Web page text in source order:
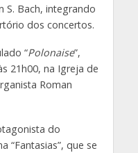
S. Bach, integrando
dos concertos.
“Polonaise”,
21h00, na Igreja de
Roman
do
“Fantasias”, que se